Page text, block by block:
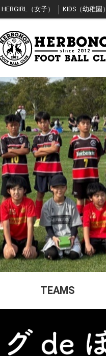
HERGIRL（女子） KIDS（幼稚園）
TEAMS